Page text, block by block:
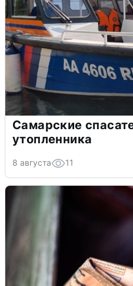
Самарские
утопленника
8 августа 11